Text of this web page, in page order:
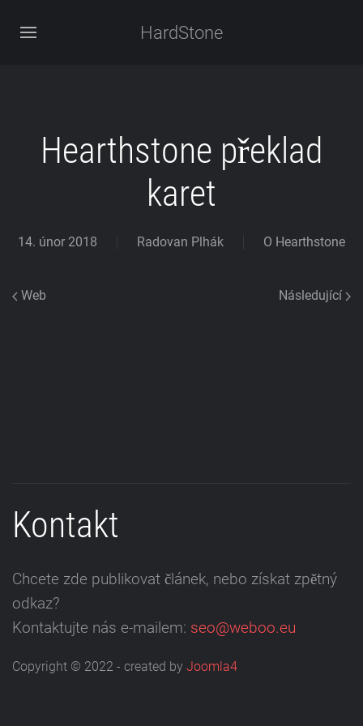
HardStone
Hearthstone překlad
karet
14. únor 2018 Radovan Plhák O Hearthstone
Web Následující
Kontakt
Chcete zde publikovat článek, nebo získat zpětný
odkaz?
Kontaktujte nás e-mailem: seo@weboo.eu
Copyright © 2022 - created by Joomla4